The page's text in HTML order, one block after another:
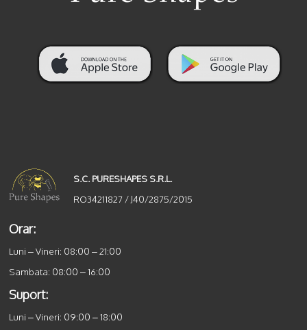
S.C. PURESHAPES S.R.L.
RO34211827 / J40/2875/2015
Orar:
Luni – Vineri: 08:00 – 21:00
Sambata: 08:00 – 16:00
Suport:
Luni – Vineri: 09:00 – 18:00